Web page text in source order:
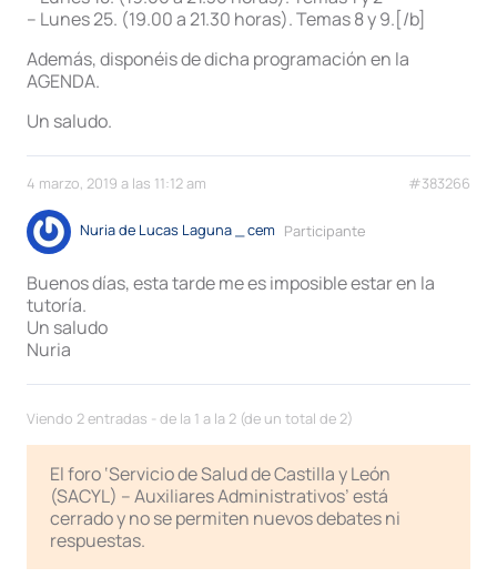
– Lunes 25. (19.00 a 21.30 horas). Temas 8 y 9.[/b]
Además, disponéis de dicha programación en la
AGENDA.
Un saludo.
4 marzo, 2019 a las 11:12 am #383266
Nuria de Lucas Laguna _ cem Participante
Buenos días, esta tarde me es imposible estar en la
tutoría.
Un saludo
Nuria
Viendo 2 entradas - de la 1 a la 2 (de un total de 2)
El foro ‘Servicio de Salud de Castilla y León
(SACYL) – Auxiliares Administrativos’ está
cerrado y no se permiten nuevos debates ni
respuestas.